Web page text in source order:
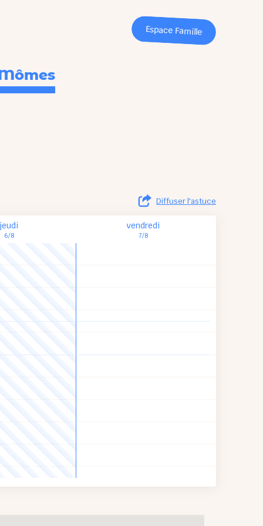
Espace Famille
Diffuser l'astuce
jeudi
6/8
vendredi
7/8